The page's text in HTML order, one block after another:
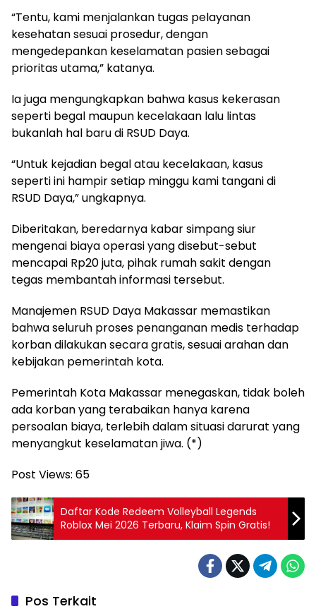
“Tentu, kami menjalankan tugas pelayanan
kesehatan sesuai prosedur, dengan
mengedepankan keselamatan pasien sebagai
prioritas utama,” katanya.
Ia juga mengungkapkan bahwa kasus kekerasan
seperti begal maupun kecelakaan lalu lintas
bukanlah hal baru di RSUD Daya.
“Untuk kejadian begal atau kecelakaan, kasus
seperti ini hampir setiap minggu kami tangani di
RSUD Daya,” ungkapnya.
Diberitakan, beredarnya kabar simpang siur
mengenai biaya operasi yang disebut-sebut
mencapai Rp20 juta, pihak rumah sakit dengan
tegas membantah informasi tersebut.
Manajemen RSUD Daya Makassar memastikan
bahwa seluruh proses penanganan medis terhadap
korban dilakukan secara gratis, sesuai arahan dan
kebijakan pemerintah kota.
Pemerintah Kota Makassar menegaskan, tidak boleh
ada korban yang terabaikan hanya karena
persoalan biaya, terlebih dalam situasi darurat yang
menyangkut keselamatan jiwa. (*)
Post Views: 65
Daftar Kode Redeem Volleyball Legends
Roblox Mei 2026 Terbaru, Klaim Spin Gratis!
Pos Terkait